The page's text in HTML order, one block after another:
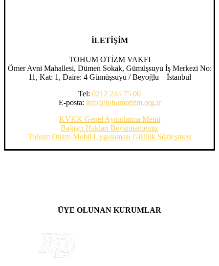
İLETİŞİM
TOHUM OTİZM VAKFI
Ömer Avni Mahallesi, Dümen Sokak, Gümüşsuyu İş Merkezi No:
11, Kat: 1, Daire: 4 Gümüşsuyu / Beyoğlu – İstanbul
Tel: 0212 244 75 00
E-posta: info@tohumotizm.org.tr
KVKK Genel Aydınlatma Metni
Bağışçı Hakları Beyannamemiz
Tohum Otizm Mobil Uygulaması Gizlilik Sözleşmesi
ÜYE OLUNAN KURUMLAR